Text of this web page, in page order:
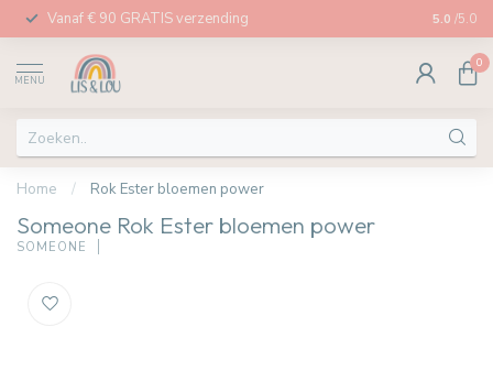
Vanaf € 90 GRATIS verzending Afhalen
5.0 /5.0
MENU
0
Home / Rok Ester bloemen power
Someone Rok Ester bloemen power
SOMEONE